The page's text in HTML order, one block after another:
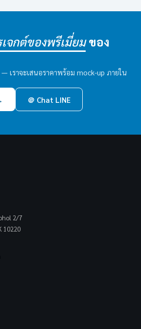
เจกต์ของพรีเมี่ยมของ
— เราจะเสนอราคาพร้อม mock-up ภายใน
＠ Chat LINE
2/7
10220